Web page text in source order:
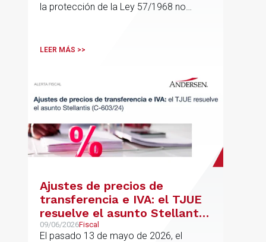
la protección de la Ley 57/1968 no
domicilio o residencia personal
LEER MÁS >>
Ajustes de precios de
transferencia e IVA: el TJUE
resuelve el asunto Stellantis
(C-603/24)
09/06/2026Fiscal
El pasado 13 de mayo de 2026, el